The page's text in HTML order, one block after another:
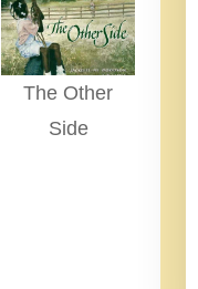
The Other
Side